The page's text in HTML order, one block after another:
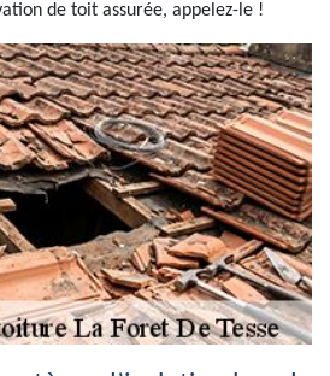
de toit assurée, appelez-le !